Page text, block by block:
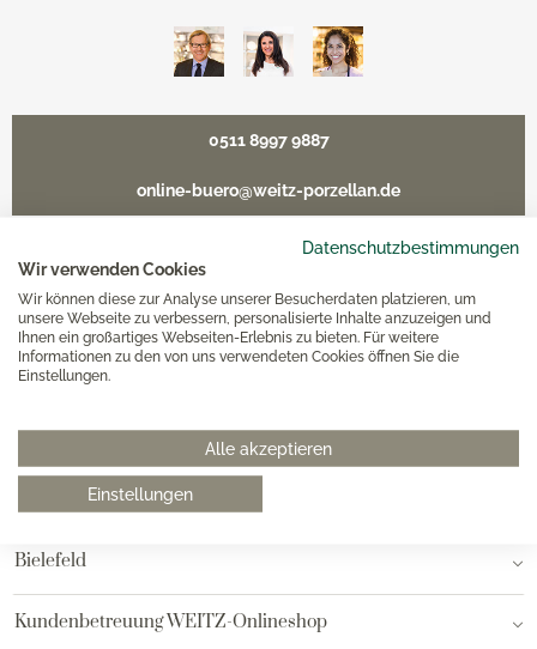
Datenschutzbestimmungen
Wir verwenden Cookies
Wir können diese zur Analyse unserer Besucherdaten platzieren, um
unsere Webseite zu verbessern, personalisierte Inhalte anzuzeigen und
Ihnen ein großartiges Webseiten-Erlebnis zu bieten. Für weitere
Informationen zu den von uns verwendeten Cookies öffnen Sie die
Einstellungen.
Alle akzeptieren
Einstellungen
0511 8997 9887
online-buero@weitz-porzellan.de
Unsere Häuser
Hannover
Hamburg am Neuen Wall
Hamburg AEZ
Bielefeld
Kundenbetreuung WEITZ-Onlineshop